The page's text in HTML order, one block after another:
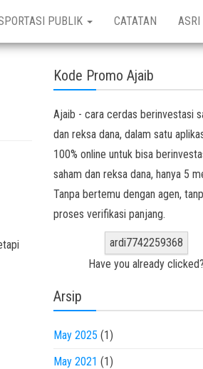
PUBLIK CATATAN ASRI
Kode Promo Ajaib
Ajaib - cara cerdas berinvestasi
dan reksa dana, dalam satu
100% online untuk bisa
saham dan reksa dana, hanya 5
Tanpa bertemu dengan agen,
proses verifikasi panjang.
ardi7742259368
Have you already clicked?
Arsip
May 2025 (1)
May 2021 (1)